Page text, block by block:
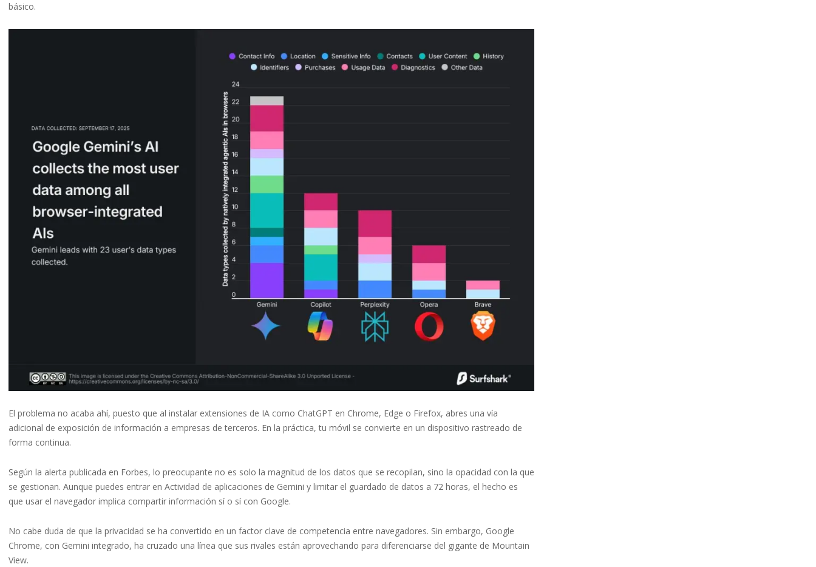
básico.
El problema no acaba ahí, puesto que al instalar extensiones de IA como ChatGPT en Chrome, Edge o Firefox, abres una vía
adicional de exposición de información a empresas de terceros. En la práctica, tu móvil se convierte en un dispositivo rastreado de
forma continua.
Según la alerta publicada en Forbes, lo preocupante no es solo la magnitud de los datos que se recopilan, sino la opacidad con la que
se gestionan. Aunque puedes entrar en Actividad de aplicaciones de Gemini y limitar el guardado de datos a 72 horas, el hecho es
que usar el navegador implica compartir información sí o sí con Google.
No cabe duda de que la privacidad se ha convertido en un factor clave de competencia entre navegadores. Sin embargo, Google
Chrome, con Gemini integrado, ha cruzado una línea que sus rivales están aprovechando para diferenciarse del gigante de Mountain
View.